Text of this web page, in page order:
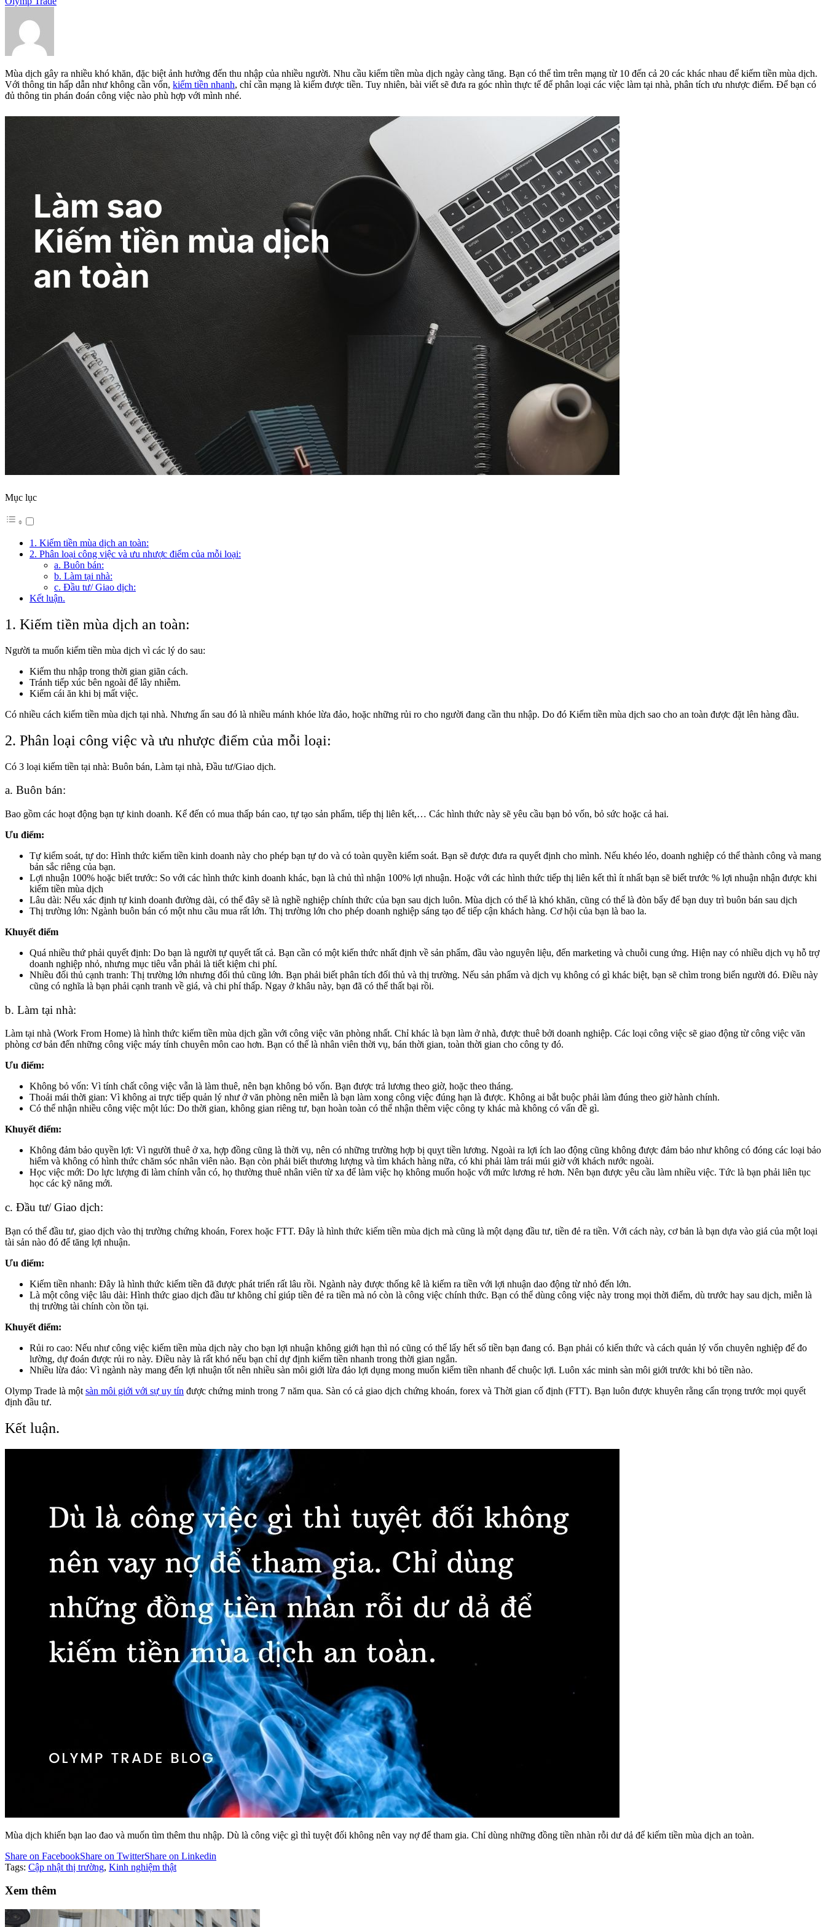
Mùa dịch gây ra nhiều khó khăn, đặc biệt ảnh hưởng đến thu nhập của nhiều người. Nhu cầu kiếm tiền mùa dịch ngày càng tăng. Bạn có thể tìm trên mạng từ 10 đến cả 20 các khác nhau để kiếm tiền mùa dịch.
Với thông tin hấp dẫn như không cần vốn, kiếm tiền nhanh, chỉ cần mạng là kiếm được tiền. Tuy nhiên, bài viết sẽ đưa ra góc nhìn thực tế để phân loại các việc làm tại nhà, phân tích ưu nhược điểm. Để bạn có
đủ thông tin phán đoán công việc nào phù hợp với mình nhé.
Mục lục
1. Kiếm tiền mùa dịch an toàn:
2. Phân loại công việc và ưu nhược điểm của mỗi loại:
a. Buôn bán:
b. Làm tại nhà:
c. Đầu tư/ Giao dịch:
Kết luận.
1. Kiếm tiền mùa dịch an toàn:
Người ta muốn kiếm tiền mùa dịch vì các lý do sau:
Kiếm thu nhập trong thời gian giãn cách.
Tránh tiếp xúc bên ngoài để lây nhiễm.
Kiếm cái ăn khi bị mất việc.
Có nhiều cách kiếm tiền mùa dịch tại nhà. Nhưng ẩn sau đó là nhiều mánh khóe lừa đảo, hoặc những rủi ro cho người đang cần thu nhập. Do đó Kiếm tiền mùa dịch sao cho an toàn được đặt lên hàng đầu.
2. Phân loại công việc và ưu nhược điểm của mỗi loại:
Có 3 loại kiếm tiền tại nhà: Buôn bán, Làm tại nhà, Đầu tư/Giao dịch.
a. Buôn bán:
Bao gồm các hoạt động bạn tự kinh doanh. Kể đến có mua thấp bán cao, tự tạo sản phẩm, tiếp thị liên kết,… Các hình thức này sẽ yêu cầu bạn bỏ vốn, bỏ sức hoặc cả hai.
Ưu điểm:
Tự kiểm soát, tự do: Hình thức kiếm tiền kinh doanh này cho phép bạn tự do và có toàn quyền kiểm soát. Bạn sẽ được đưa ra quyết định cho mình. Nếu khéo léo, doanh nghiệp có thể thành công và mang
bản sắc riêng của bạn.
Lợi nhuận 100% hoặc biết trước: So với các hình thức kinh doanh khác, bạn là chủ thì nhận 100% lợi nhuận. Hoặc với các hình thức tiếp thị liên kết thì ít nhất bạn sẽ biết trước % lợi nhuận nhận được khi
kiếm tiền mùa dịch
Lâu dài: Nếu xác định tự kinh doanh đường dài, có thể đây sẽ là nghề nghiệp chính thức của bạn sau dịch luôn. Mùa dịch có thể là khó khăn, cũng có thể là đòn bẩy để bạn duy trì buôn bán sau dịch
Thị trường lớn: Ngành buôn bán có một nhu cầu mua rất lớn. Thị trường lớn cho phép doanh nghiệp sáng tạo để tiếp cận khách hàng. Cơ hội của bạn là bao la.
Khuyết điểm
Quá nhiều thứ phải quyết định: Do bạn là người tự quyết tất cả. Bạn cần có một kiến thức nhất định về sản phẩm, đầu vào nguyên liệu, đến marketing và chuỗi cung ứng. Hiện nay có nhiều dịch vụ hỗ trợ
doanh nghiệp nhỏ, nhưng mục tiêu vẫn phải là tiết kiệm chi phí.
Nhiều đối thủ cạnh tranh: Thị trường lớn nhưng đối thủ cũng lớn. Bạn phải biết phân tích đối thủ và thị trường. Nếu sản phẩm và dịch vụ không có gì khác biệt, bạn sẽ chìm trong biển người đó. Điều này
cũng có nghĩa là bạn phải cạnh tranh về giá, và chi phí thấp. Ngay ở khâu này, bạn đã có thể thất bại rồi.
b. Làm tại nhà:
Làm tại nhà (Work From Home) là hình thức kiếm tiền mùa dịch gần với công việc văn phòng nhất. Chỉ khác là bạn làm ở nhà, được thuê bởi doanh nghiệp. Các loại công việc sẽ giao động từ công việc văn
phòng cơ bản đến những công việc máy tính chuyên môn cao hơn. Bạn có thể là nhân viên thời vụ, bán thời gian, toàn thời gian cho công ty đó.
Ưu điểm:
Không bỏ vốn: Vì tính chất công việc vẫn là làm thuê, nên bạn không bỏ vốn. Bạn được trả lương theo giờ, hoặc theo tháng.
Thoải mái thời gian: Vì không ai trực tiếp quản lý như ở văn phòng nên miễn là bạn làm xong công việc đúng hạn là được. Không ai bắt buộc phải làm đúng theo giờ hành chính.
Có thể nhận nhiều công việc một lúc: Do thời gian, không gian riêng tư, bạn hoàn toàn có thể nhận thêm việc công ty khác mà không có vấn đề gì.
Khuyết điểm:
Không đảm bảo quyền lợi: Vì người thuê ở xa, hợp đồng cũng là thời vụ, nên có những trường hợp bị quỵt tiền lương. Ngoài ra lợi ích lao động cũng không được đảm bảo như không có đóng các loại bảo
hiểm và không có hình thức chăm sóc nhân viên nào. Bạn còn phải biết thương lượng và tìm khách hàng nữa, có khi phải làm trái múi giờ với khách nước ngoài.
Học việc mới: Do lực lượng đi làm chính vẫn có, họ thường thuê nhân viên từ xa để làm việc họ không muốn hoặc với mức lương rẻ hơn. Nên bạn được yêu cầu làm nhiều việc. Tức là bạn phải liên tục
học các kỹ năng mới.
c. Đầu tư/ Giao dịch:
Bạn có thể đầu tư, giao dịch vào thị trường chứng khoán, Forex hoặc FTT. Đây là hình thức kiếm tiền mùa dịch mà cũng là một dạng đầu tư, tiền đẻ ra tiền. Với cách này, cơ bản là bạn dựa vào giá của một loại
tài sản nào đó để tăng lợi nhuận.
Ưu điểm:
Kiếm tiền nhanh: Đây là hình thức kiếm tiền đã được phát triển rất lâu rồi. Ngành này được thống kê là kiếm ra tiền với lợi nhuận dao động từ nhỏ đến lớn.
Là một công việc lâu dài: Hình thức giao dịch đầu tư không chỉ giúp tiền đẻ ra tiền mà nó còn là công việc chính thức. Bạn có thể dùng công việc này trong mọi thời điểm, dù trước hay sau dịch, miễn là
thị trường tài chính còn tồn tại.
Khuyết điểm:
Rủi ro cao: Nếu như công việc kiếm tiền mùa dịch này cho bạn lợi nhuận không giới hạn thì nó cũng có thể lấy hết số tiền bạn đang có. Bạn phải có kiến thức và cách quản lý vốn chuyên nghiệp để đo
lường, dự đoán được rủi ro này. Điều này là rất khó nếu bạn chỉ dự định kiếm tiền nhanh trong thời gian ngắn.
Nhiều lừa đảo: Vì ngành này mang đến lợi nhuận tốt nên nhiều sàn môi giới lừa đảo lợi dụng mong muốn kiếm tiền nhanh để chuộc lợi. Luôn xác minh sàn môi giới trước khi bỏ tiền nào.
Olymp Trade là một sàn môi giới với sự uy tín được chứng minh trong 7 năm qua. Sàn có cả giao dịch chứng khoán, forex và Thời gian cố định (FTT). Bạn luôn được khuyên rằng cẩn trọng trước mọi quyết
định đầu tư.
Kết luận.
Mùa dịch khiến bạn lao đao và muốn tìm thêm thu nhập. Dù là công việc gì thì tuyệt đối không nên vay nợ để tham gia. Chỉ dùng những đồng tiền nhàn rỗi dư dả để kiếm tiền mùa dịch an toàn.
Share on FacebookShare on TwitterShare on Linkedin
Tags: Cập nhật thị trường, Kinh nghiệm thật
Xem thêm